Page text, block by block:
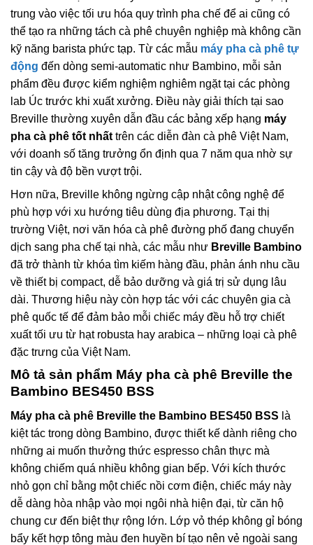
trung vào việc tối ưu hóa quy trình pha chế để ai cũng có
thể tạo ra những tách cà phê chuyên nghiệp mà không cần
kỹ năng barista phức tạp. Từ các mẫu máy pha cà phê tự
động đến dòng semi-automatic như Bambino, mỗi sản
phẩm đều được kiểm nghiệm nghiêm ngặt tại các phòng
lab Úc trước khi xuất xưởng. Điều này giải thích tại sao
Breville thường xuyên dẫn đầu các bảng xếp hạng máy
pha cà phê tốt nhất trên các diễn đàn cà phê Việt Nam,
với doanh số tăng trưởng ổn định qua 7 năm qua nhờ sự
tin cậy và độ bền vượt trội.
Hơn nữa, Breville không ngừng cập nhật công nghệ để
phù hợp với xu hướng tiêu dùng địa phương. Tại thị
trường Việt, nơi văn hóa cà phê đường phố đang chuyển
dịch sang pha chế tại nhà, các mẫu như Breville Bambino
đã trở thành từ khóa tìm kiếm hàng đầu, phản ánh nhu cầu
về thiết bị compact, dễ bảo dưỡng và giá trị sử dụng lâu
dài. Thương hiệu này còn hợp tác với các chuyên gia cà
phê quốc tế để đảm bảo mỗi chiếc máy đều hỗ trợ chiết
xuất tối ưu từ hạt robusta hay arabica – những loại cà phê
đặc trưng của Việt Nam.
Mô tả sản phẩm Máy pha cà phê Breville the
Bambino BES450 BSS
Máy pha cà phê Breville the Bambino BES450 BSS là
kiệt tác trong dòng Bambino, được thiết kế dành riêng cho
những ai muốn thưởng thức espresso chân thực mà
không chiếm quá nhiều không gian bếp. Với kích thước
nhỏ gọn chỉ bằng một chiếc nồi cơm điện, chiếc máy này
dễ dàng hòa nhập vào mọi ngôi nhà hiện đại, từ căn hộ
chung cư đến biệt thự rộng lớn. Lớp vỏ thép không gỉ bóng
bẩy kết hợp tông màu đen huyền bí tạo nên vẻ ngoài sang